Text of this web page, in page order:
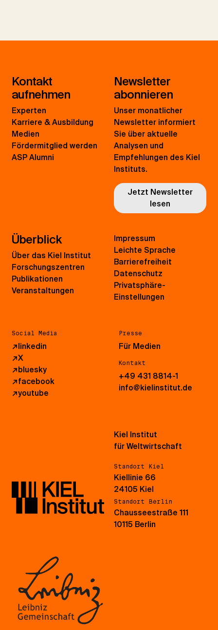
Kontakt
aufnehmen
Experten
Karriere & Ausbildung
Medien
Fördermitglied werden
ASP Alumni
Newsletter
abonnieren
Unser monatlicher
Newsletter informiert
Sie über aktuelle
Analysen und
Empfehlungen des Kiel
Instituts.
Jetzt Newsletter
lesen
Überblick
Über das Kiel Institut
Forschungszentren
Publikationen
Veranstaltungen
Social Media
↗linkedin
↗X
↗bluesky
↗facebook
↗youtube
Presse
Für Medien
Kontakt
+49 431 8814-1
info@kielinstitut.de
Impressum
Leichte Sprache
Barrierefreiheit
Datenschutz
Privatsphäre-
Einstellungen
Kiel Institut
für Weltwirtschaft
Standort Kiel
Kiellinie 66
24105 Kiel
Standort Berlin
Chausseestraße 111
10115 Berlin